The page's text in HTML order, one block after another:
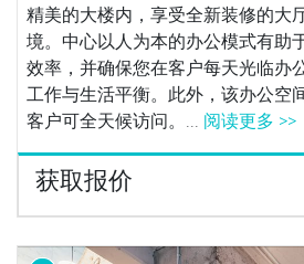
精美的大楼内，享受全新装修的大
境。中心以人为本的办公模式有助
效率，并确保您在客户每天光临办
工作与生活平衡。此外，该办公空
客户可全天候访问。... 阅读更多 >>
获取报价